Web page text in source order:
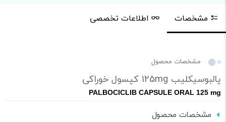
مشخصات اطلاعات تخصصی
مشخصات محصول
پالبوسیکلیب 125mg کپسول خوراکی
PALBOCICLIB CAPSULE ORAL 125 mg
مشخصات محصول